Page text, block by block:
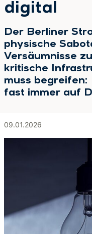
digital
Der Berliner
physische
Versäumnisse
kritische
muss
fast immer auf
09.01.2026